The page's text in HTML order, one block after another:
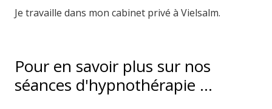
Je travaille dans mon cabinet privé à Vielsalm.
Pour en savoir plus sur nos
séances d'hypnothérapie …